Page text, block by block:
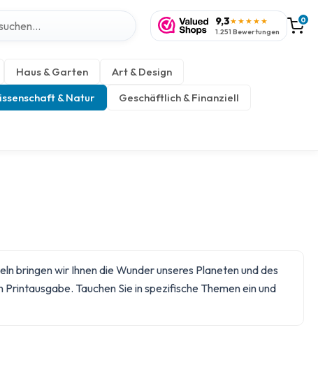
9,3★★★★★
1.251 Bewertungen
0
Haus & Garten
Art & Design
& Natur
Geschäftlich & Finanziell
bringen wir Ihnen die Wunder unseres Planeten und des
Tauchen Sie in spezifische Themen ein und